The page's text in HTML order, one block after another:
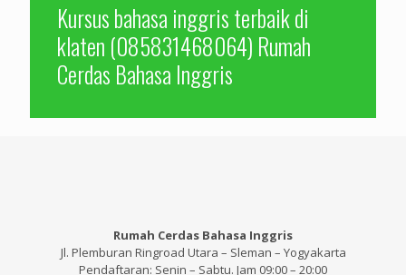
Kursus bahasa inggris terbaik di
klaten (085831468064) Rumah
Cerdas Bahasa Inggris
Rumah Cerdas Bahasa Inggris
Jl. Plemburan Ringroad Utara – Sleman – Yogyakarta
Pendaftaran: Senin – Sabtu. Jam 09:00 – 20:00